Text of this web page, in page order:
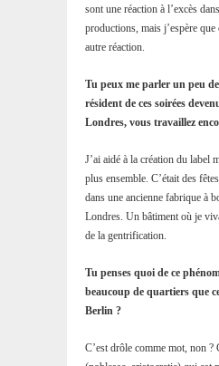
sont une réaction à l’excès
productions, mais j’espère
autre réaction.
Tu peux me parler un peu
résident de ces soirées
Londres, vous travaillez
J’ai aidé à la création du label
plus ensemble. C’était des
dans une ancienne fabrique à
Londres. Un bâtiment où je
de la gentrification.
Tu penses quoi de ce
beaucoup de quartiers que
Berlin ?
C’est drôle comme mot, non ?